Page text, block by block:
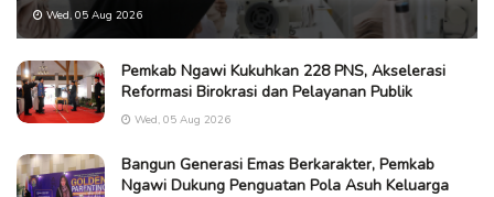
Wed, 05 Aug 2026
Pemkab Ngawi Kukuhkan 228 PNS, Akselerasi
Reformasi Birokrasi dan Pelayanan Publik
Wed, 05 Aug 2026
Bangun Generasi Emas Berkarakter, Pemkab
Ngawi Dukung Penguatan Pola Asuh Keluarga